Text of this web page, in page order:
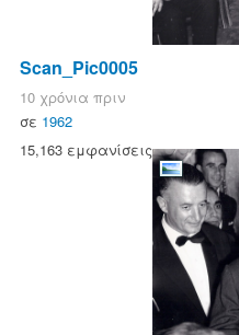
Scan_Pic0005
10 χρόνια πριν
σε 1962
15,163 εμφανίσεις